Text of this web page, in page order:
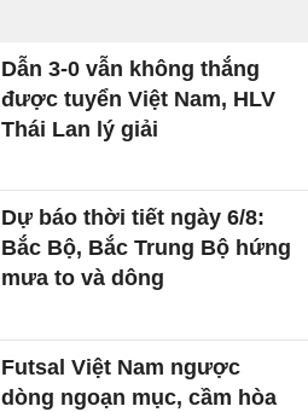
Dẫn 3-0 vẫn không thắng
được tuyển Việt Nam, HLV
Thái Lan lý giải
Dự báo thời tiết ngày 6/8:
Bắc Bộ, Bắc Trung Bộ hứng
mưa to và dông
Futsal Việt Nam ngược
dòng ngoạn mục, cầm hòa